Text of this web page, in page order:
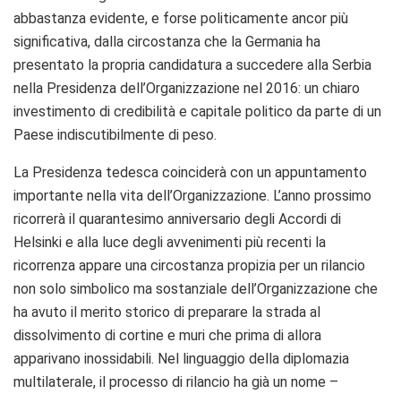
abbastanza evidente, e forse politicamente ancor più
significativa, dalla circostanza che la Germania ha
presentato la propria candidatura a succedere alla Serbia
nella Presidenza dell’Organizzazione nel 2016: un chiaro
investimento di credibilità e capitale politico da parte di un
Paese indiscutibilmente di peso.
La Presidenza tedesca coinciderà con un appuntamento
importante nella vita dell’Organizzazione. L’anno prossimo
ricorrerà il quarantesimo anniversario degli Accordi di
Helsinki e alla luce degli avvenimenti più recenti la
ricorrenza appare una circostanza propizia per un rilancio
non solo simbolico ma sostanziale dell’Organizzazione che
ha avuto il merito storico di preparare la strada al
dissolvimento di cortine e muri che prima di allora
apparivano inossidabili. Nel linguaggio della diplomazia
multilaterale, il processo di rilancio ha già un nome –